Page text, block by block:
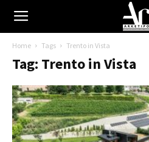
Home Tags Trento in Vista
Tag: Trento in Vista